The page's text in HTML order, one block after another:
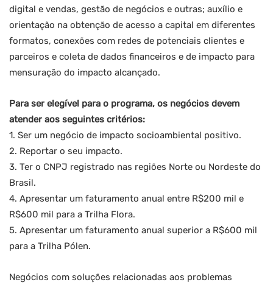
digital e vendas, gestão de negócios e outras; auxílio e
orientação na obtenção de acesso a capital em diferentes
formatos, conexões com redes de potenciais clientes e
parceiros e coleta de dados financeiros e de impacto para
mensuração do impacto alcançado.
Para ser elegível para o programa, os negócios devem
atender aos seguintes critérios:
1. Ser um negócio de impacto socioambiental positivo.
2. Reportar o seu impacto.
3. Ter o CNPJ registrado nas regiões Norte ou Nordeste do
Brasil.
4. Apresentar um faturamento anual entre R$200 mil e
R$600 mil para a Trilha Flora.
5. Apresentar um faturamento anual superior a R$600 mil
para a Trilha Pólen.
Negócios com soluções relacionadas aos problemas